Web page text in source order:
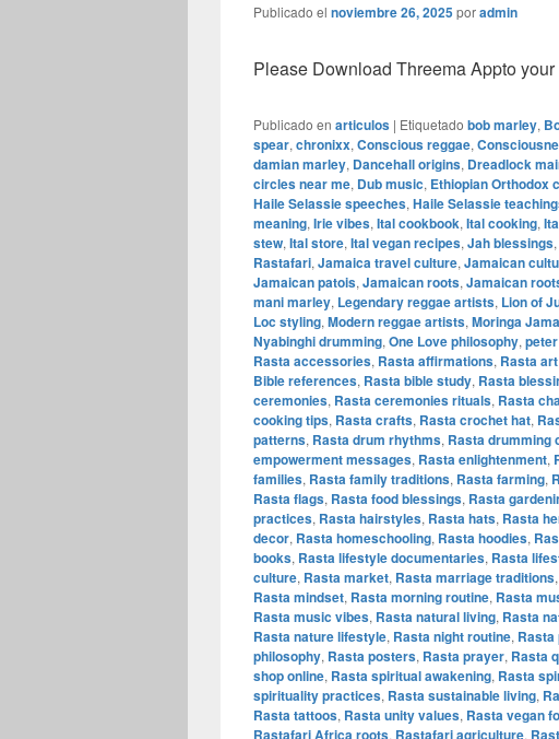
Publicado el noviembre 26, 2025poradmin
Please Download Threema Appto
Publicado en articulos | Etiquetado bob marley,
spear, chronixx, Conscious reggae,
damian marley, Dancehall origins, Dreadlock
circles near me, Dub music, Ethiopian Orthodox
Haile Selassie speeches, Haile Selassie
meaning, Irie vibes, Ital cookbook, Ital cooking,
stew, Ital store, Ital vegan recipes, Jah blessings,
Rastafari, Jamaica travel culture, Jamaican
Jamaican patois, Jamaican roots, Jamaican
mani marley, Legendary reggae artists, Lion of
Loc styling, Modern reggae artists, Moringa
Nyabinghi drumming, One Love philosophy,
Rasta accessories, Rasta affirmations, Rasta art
Bible references, Rasta bible study, Rasta
ceremonies, Rasta ceremonies rituals, Rasta
cooking tips, Rasta crafts, Rasta crochet hat,
patterns, Rasta drum rhythms, Rasta drumming
empowerment messages, Rasta enlightenment,
families, Rasta family traditions, Rasta farming,
Rasta flags, Rasta food blessings, Rasta
practices, Rasta hairstyles, Rasta hats, Rasta
decor, Rasta homeschooling, Rasta hoodies,
books, Rasta lifestyle documentaries, Rasta
culture, Rasta market, Rasta marriage traditions,
Rasta mindset, Rasta morning routine, Rasta
Rasta music vibes, Rasta natural living, Rasta
Rasta nature lifestyle, Rasta night routine, Rasta
philosophy, Rasta posters, Rasta prayer, Rasta
shop online, Rasta spiritual awakening, Rasta
spirituality practices, Rasta sustainable living,
Rasta tattoos, Rasta unity values, Rasta vegan
Rastafari Africa roots, Rastafari agriculture,